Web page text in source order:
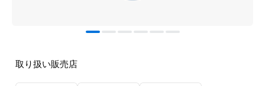
取り扱い販売店